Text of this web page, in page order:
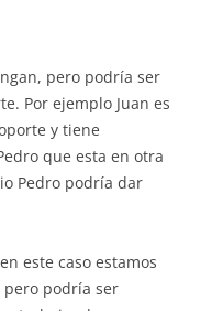
pero podría ser
Por ejemplo Juan es
y tiene
que esta en otra
Pedro podría dar
este caso estamos
podría ser